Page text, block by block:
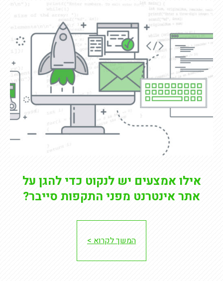
אילו אמצעים יש לנקוט כדי להגן על
אתר אינטרנט מפני התקפות סייבר?
המשך לקרוא >